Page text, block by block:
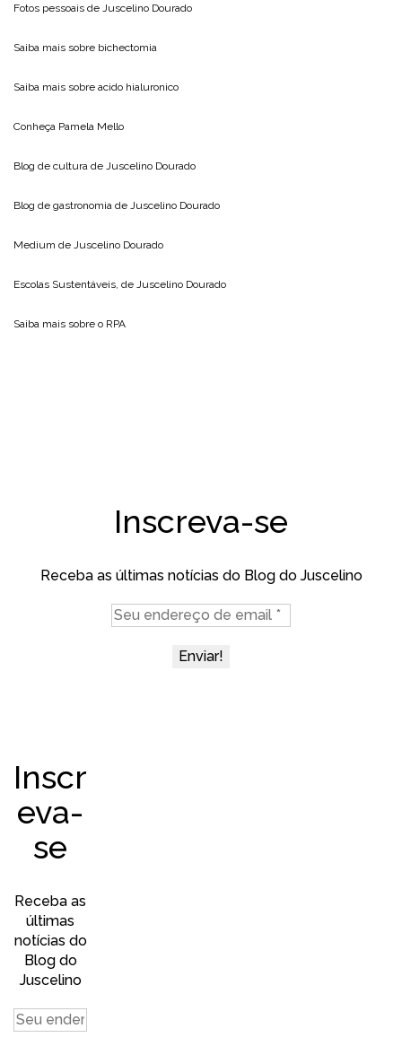
Fotos pessoais de Juscelino Dourado
Saiba mais sobre bichectomia
Saiba mais sobre acido hialuronico
Conheça Pamela Mello
Blog de cultura de Juscelino Dourado
Blog de gastronomia de Juscelino Dourado
Medium de Juscelino Dourado
Escolas Sustentáveis, de Juscelino Dourado
Saiba mais sobre o RPA
Inscreva-se
Receba as últimas notícias do Blog do Juscelino
Inscr
eva-
se
Receba as
últimas
notícias do
Blog do
Juscelino